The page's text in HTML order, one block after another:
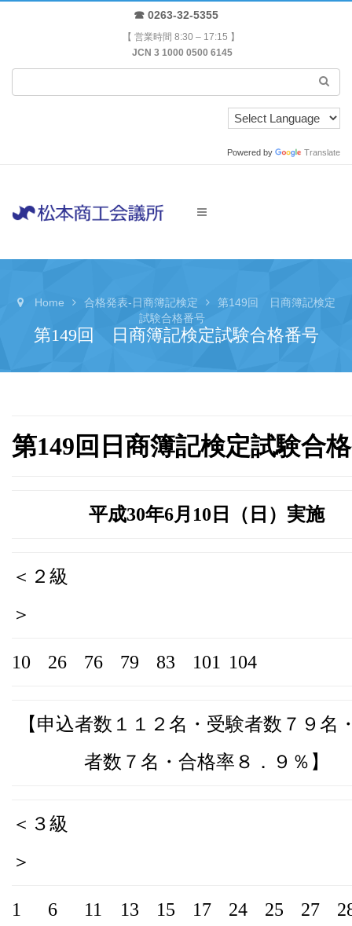
☎ 0263-32-5355
【 営業時間 8:30 – 17:15 】
JCN 3 1000 0500 6145
Powered by Translate
Home 合格発表-日商簿記検定
第149回 日商簿記検定
試験合格番号
第149回 日商簿記検定試験合格番号
第149回日商簿記検定試験合
平成30年6月10日（日）実施
＜２級
＞
10 26 76 79 83 101 104
【申込者数１１２名・受験者数７９名
者数７名・合格率８．９％】
＜３級
＞
1 6 11 13 15 17 24 25 27